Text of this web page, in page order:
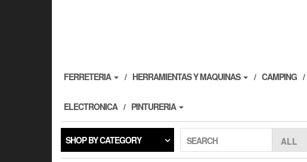
FERRETERIA HERRAMIENTAS Y MAQUINAS CAMPING
ELECTRONICA PINTURERIA
SHOP BY CATEGORY SEARCH